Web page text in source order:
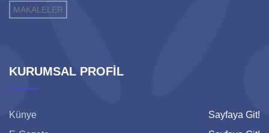
MAKALELER
KURUMSAL PROFİL
Künye
Sayfaya Git!